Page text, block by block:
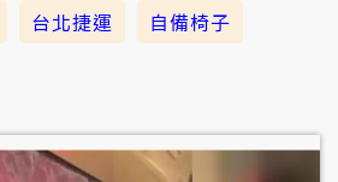
台北捷運
自備椅子